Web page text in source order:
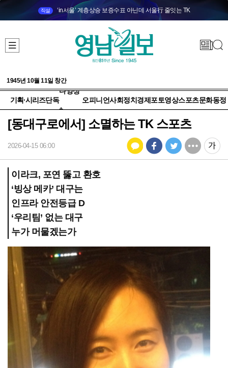
직설 ‘in서울’ 계층상승 보증수표 아닌데 서울行 줄잇는 TK
1945년 10월 11일 창간
기획·시리즈단독
다양성
+
오피니언사회정치 경제 포토영상스포츠문화동정
[동대구로에서] 소멸하는 TK 스포츠
2026-04-15 06:00
이라크, 포연 뚫고 환호
‘빙상 메카’ 대구는
인프라 안전등급 D
‘우리팀’ 없는 대구
누가 머물겠는가